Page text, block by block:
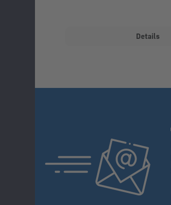
Details